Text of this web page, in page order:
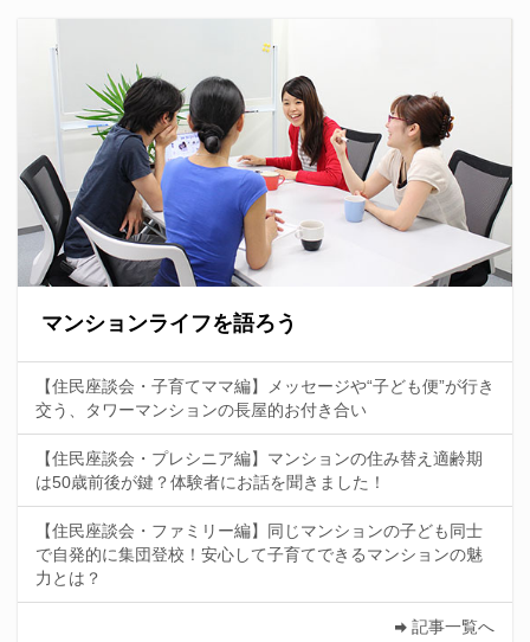
マンションライフを語ろう
【住民座談会・子育てママ編】メッセージや“子ども便”が行き
交う、タワーマンションの長屋的お付き合い
【住民座談会・プレシニア編】マンションの住み替え適齢期
は50歳前後が鍵？体験者にお話を聞きました！
【住民座談会・ファミリー編】同じマンションの子ども同士
で自発的に集団登校！安心して子育てできるマンションの魅
力とは？
記事一覧へ